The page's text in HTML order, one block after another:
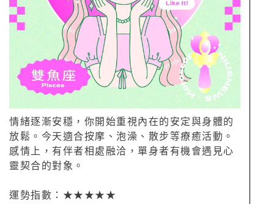
情緒逐漸安穩，你開始重視內在的安定與身體的
放鬆。今天適合按摩、泡澡、散步等療癒活動。
感情上，有伴者相處融洽，單身者有機會遇見心
靈契合的對象。
運勢指數：★★★★★